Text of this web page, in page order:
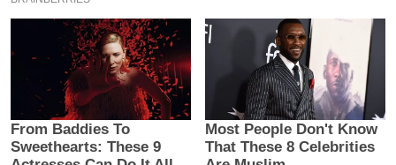
I
2
6